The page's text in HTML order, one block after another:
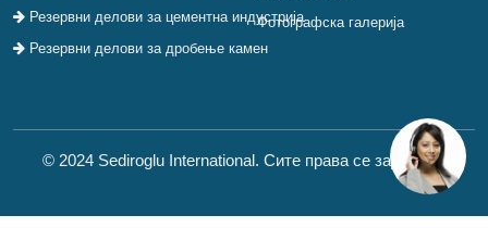
Резервни делови за цементна индустрија
Резервни делови за дробење камен
Фотографска галерија
© 2024 Sediroglu International. Сите права се задржани